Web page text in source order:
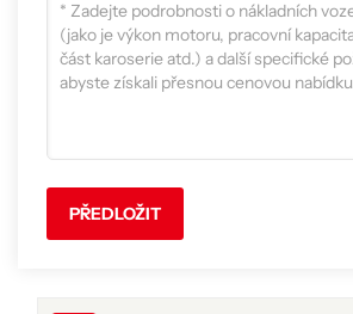
PŘEDLOŽIT